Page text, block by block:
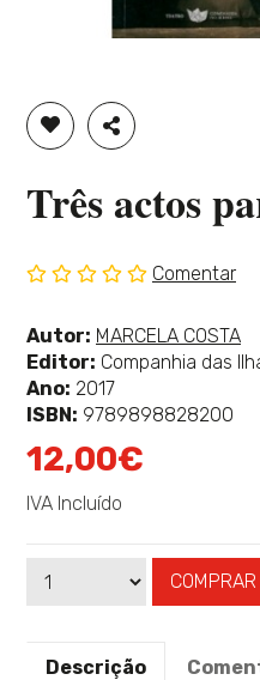
ADICIONAR À LISTA DE
PARTILHAR
Três actos
classificação
Comentar
Autor: Ver
mais
sobre
MARCELA COSTA
Editor: Companhia das
Ano: 2017
ISBN: 9789898828200
12,00€
IVA Incluído
Qtd COMPRAR
Disponibilidade:
Descrição